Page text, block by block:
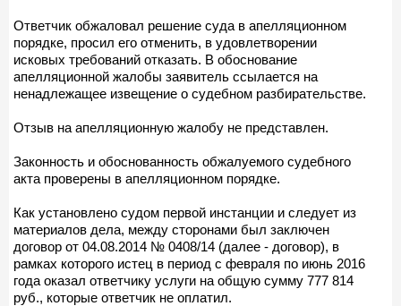
Ответчик обжаловал решение суда в апелляционном
порядке, просил его отменить, в удовлетворении
исковых требований отказать. В обоснование
апелляционной жалобы заявитель ссылается на
ненадлежащее извещение о судебном разбирательстве.
Отзыв на апелляционную жалобу не представлен.
Законность и обоснованность обжалуемого судебного
акта проверены в апелляционном порядке.
Как установлено судом первой инстанции и следует из
материалов дела, между сторонами был заключен
договор от 04.08.2014 № 0408/14 (далее - договор), в
рамках которого истец в период с февраля по июнь 2016
года оказал ответчику услуги на общую сумму 777 814
руб., которые ответчик не оплатил.